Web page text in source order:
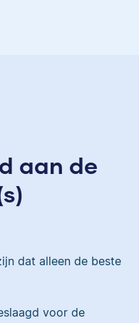
aan de
dat alleen de beste
voor de
geredigeerd.